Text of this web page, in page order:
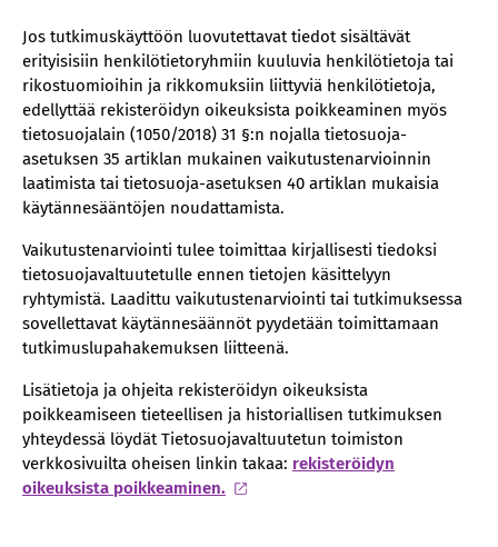
Jos tutkimuskäyttöön luovutettavat tiedot sisältävät
erityisisiin henkilötietoryhmiin kuuluvia henkilötietoja tai
rikostuomioihin ja rikkomuksiin liittyviä henkilötietoja,
edellyttää rekisteröidyn oikeuksista poikkeaminen myös
tietosuojalain (1050/2018) 31 §:n nojalla tietosuoja-
asetuksen 35 artiklan mukainen vaikutustenarvioinnin
laatimista tai tietosuoja-asetuksen 40 artiklan mukaisia
käytännesääntöjen noudattamista.
Vaikutustenarviointi tulee toimittaa kirjallisesti tiedoksi
tietosuojavaltuutetulle ennen tietojen käsittelyyn
ryhtymistä. Laadittu vaikutustenarviointi tai tutkimuksessa
sovellettavat käytännesäännöt pyydetään toimittamaan
tutkimuslupahakemuksen liitteenä.
Lisätietoja ja ohjeita rekisteröidyn oikeuksista
poikkeamiseen tieteellisen ja historiallisen tutkimuksen
yhteydessä löydät Tietosuojavaltuutetun toimiston
verkkosivuilta oheisen linkin takaa: rekisteröidyn
oikeuksista poikkeaminen.